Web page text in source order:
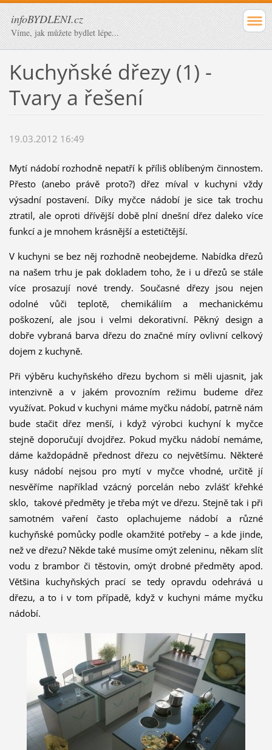
infoBYDLENI.cz
Víme, jak můžete bydlet lépe...
Kuchyňské dřezy (1) -
Tvary a řešení
19.03.2012 16:49
Mytí nádobí rozhodně nepatří k příliš oblíbeným činnostem.
Přesto (anebo právě proto?) dřez míval v kuchyni vždy
výsadní postavení. Díky myčce nádobí je sice tak trochu
ztratil, ale oproti dřívější době plní dnešní dřez daleko více
funkcí a je mnohem krásnější a estetičtější.
V kuchyni se bez něj rozhodně neobejdeme. Nabídka dřezů
na našem trhu je pak dokladem toho, že i u dřezů se stále
více prosazují nové trendy. Současné dřezy jsou nejen
odolné vůči teplotě, chemikáliím a mechanickému
poškození, ale jsou i velmi dekorativní. Pěkný design a
dobře vybraná barva dřezu do značné míry ovlivní celkový
dojem z kuchyně.
Při výběru kuchyňského dřezu bychom si měli ujasnit, jak
intenzivně a v jakém provozním režimu budeme dřez
využívat. Pokud v kuchyni máme myčku nádobí, patrně nám
bude stačit dřez menší, i když výrobci kuchyní k myčce
stejně doporučují dvojdřez. Pokud myčku nádobí nemáme,
dáme každopádně přednost dřezu co největšímu. Některé
kusy nádobí nejsou pro mytí v myčce vhodné, určitě jí
nesvěříme například vzácný porcelán nebo zvlášť křehké
sklo, takové předměty je třeba mýt ve dřezu. Stejně tak i při
samotném vaření často oplachujeme nádobí a různé
kuchyňské pomůcky podle okamžité potřeby – a kde jinde,
než ve dřezu? Někde také musíme omýt zeleninu, někam slít
vodu z brambor či těstovin, omýt drobné předměty apod.
Většina kuchyňských prací se tedy opravdu odehrává u
dřezu, a to i v tom případě, když v kuchyni máme myčku
nádobí.